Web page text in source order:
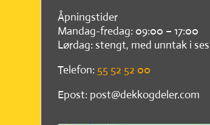
Åpningstider
Mandag-fredag: 09:00 – 17:00
Lørdag: stengt, med unntak i
Telefon: 55 52 52 00
Epost: post@dekkogdeler.com